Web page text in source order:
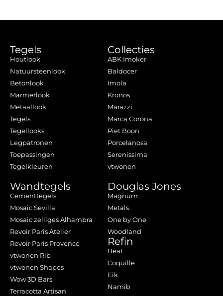
Tegels
Houtlook
Natuursteenlook
Betonlook
Marmerlook
Metaallook
Tegels
Tegellooks
Legpatronen
Toepassingen
Tegelkleuren
Collecties
ABK Imoker
Baldocer
Imola
Kronos
Marazzi
Marca Corona
Piet Boon
Porcelanosa
Serenissima
vtwonen
Wandtegels
Cementtegels
Mosaic Sevilla
Mosaic zelliges Alhambra
Revoir Paris Atelier
Revoir Paris Provence
vtwonen Rib
vtwonen Shapes
Wow 3D Bars
Terracotta Artisan
Douglas Jones
Magnum
Metals
One by One
Woodland
Refin
Beat
Coquille
Eik
Namib